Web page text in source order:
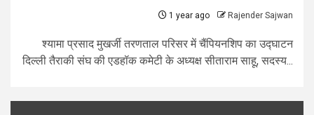
1 year ago Rajender Sajwan
श्यामा प्रसाद मुखर्जी तरणताल परिसर में चैंपियनशिप का उद्घाटन
दिल्ली तैराकी संघ की एडहॉक कमेटी के अध्यक्ष सीताराम साहू, सदस्य...